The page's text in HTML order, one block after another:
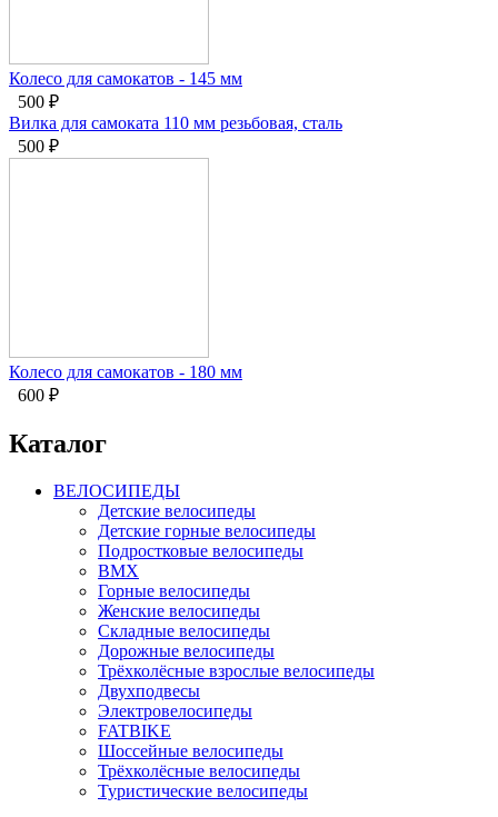
Колесо для самокатов - 145 мм
500 ₽
Вилка для самоката 110 мм резьбовая, сталь
500 ₽
Колесо для самокатов - 180 мм
600 ₽
Каталог
ВЕЛОСИПЕДЫ
Детские велосипеды
Детские горные велосипеды
Подростковые велосипеды
BMX
Горные велосипеды
Женские велосипеды
Складные велосипеды
Дорожные велосипеды
Трёхколёсные взрослые велосипеды
Двухподвесы
Электровелосипеды
FATBIKE
Шоссейные велосипеды
Трёхколёсные велосипеды
Туристические велосипеды